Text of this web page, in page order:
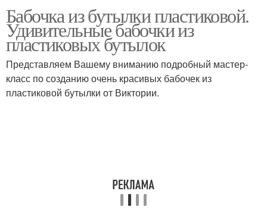
Бутылки для дачи
Цвета из пластиковых
бутылок
Цвета из бутылок
Стрекоза из
пластиковых бутылок
Бабочка из бутылки пластиковой.
Удивительные бабочки из
пластиковых бутылок
Представляем Вашему вниманию подробный мастер-
класс по созданию очень красивых бабочек из
пластиковой бутылки от Виктории.